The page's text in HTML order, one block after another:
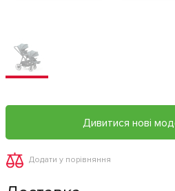
Дивитися нові
Додати у порівняння